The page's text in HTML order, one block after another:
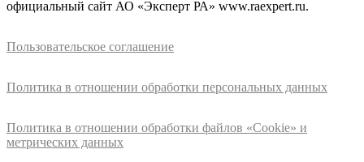
официальный сайт АО «Эксперт РА» www.raexpert.ru.
Пользовательское соглашение
Политика в отношении обработки персональных данных
Политика в отношении обработки файлов «Cookie» и
метрических данных